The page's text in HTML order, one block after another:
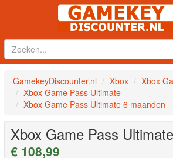
GamekeyDiscounter.nl Xbox
Xbox
Xbox Game Pass Ultimate
Xbox Game Pass Ultimate 6 maanden
Xbox Game Pass
€ 108,99